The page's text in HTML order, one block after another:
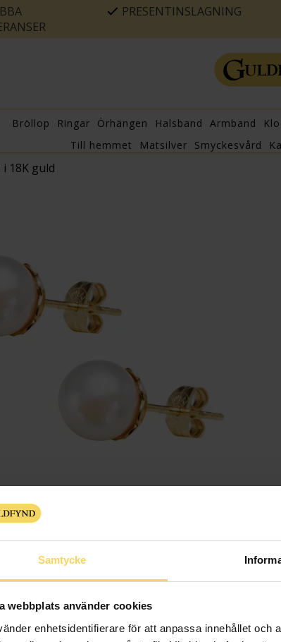
Samtycke
webbplats använder cookies
enhetsidentifierare för att anpassa innehållet och
PRESENTINSLAGNING
Bröllop Ringar Örhängen Halsband Armband
Till hemmet
Matsilver Smyckesvård
18K guld